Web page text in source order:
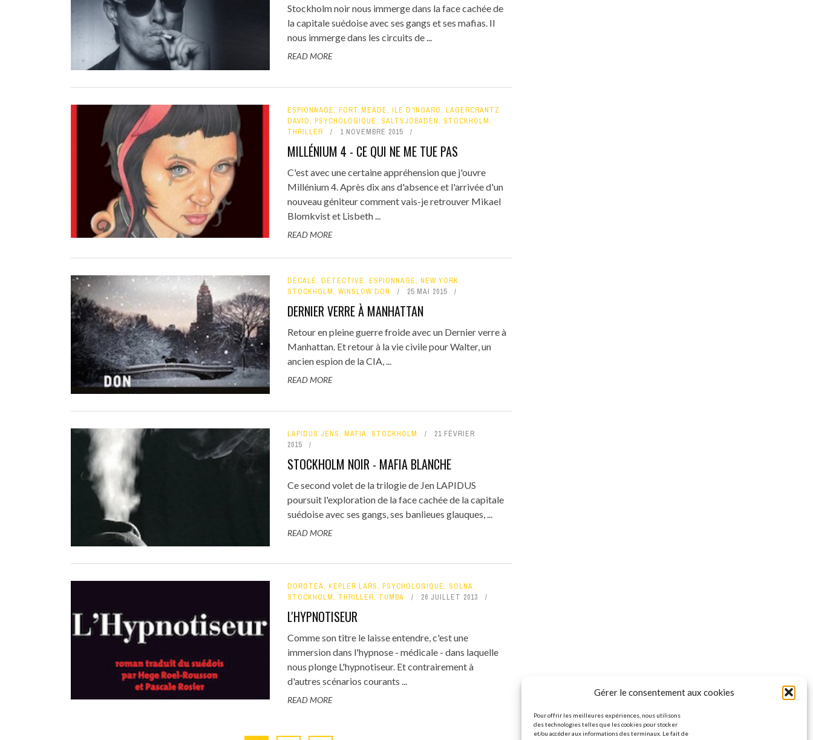
Gérer le consentement aux cookies
Pour offrir les meilleures expériences, nous utilisons
des technologies telles que les cookies pour stocker
et/ou accéder aux informations des terminaux. Le fait de
Stockholm noir nous immerge dans la face cachée de
la capitale suédoise avec ses gangs et ses mafias. Il
nous immerge dans les circuits de ...
READ MORE
ESPIONNAGE, FORT MEADE, ILE D'INGARO, LAGERCRANTZ
DAVID, PSYCHOLOGIQUE, SALTSJOBADEN, STOCKHOLM,
THRILLER
1 NOVEMBRE 2015
MILLÉNIUM 4 - CE QUI NE ME TUE PAS
C'est avec une certaine appréhension que j'ouvre
Millénium 4. Après dix ans d'absence et l'arrivée d'un
nouveau géniteur comment vais-je retrouver Mikael
Blomkvist et Lisbeth ...
READ MORE
DÉCALÉ, DÉTECTIVE, ESPIONNAGE, NEW YORK,
STOCKHOLM, WINSLOW DON 25 MAI 2015
DERNIER VERRE À MANHATTAN
Retour en pleine guerre froide avec un Dernier verre à
Manhattan. Et retour à la vie civile pour Walter, un
ancien espion de la CIA, ...
READ MORE
LAPIDUS JENS, MAFIA, STOCKHOLM
21 FÉVRIER
2015
STOCKHOLM NOIR - MAFIA BLANCHE
Ce second volet de la trilogie de Jen LAPIDUS
poursuit l'exploration de la face cachée de la capitale
suédoise avec ses gangs, ses banlieues glauques, ...
READ MORE
DOROTEA, KEPLER LARS, PSYCHOLOGIQUE, SOLNA,
STOCKHOLM, THRILLER, TUMBA 26 JUILLET 2013
L'HYPNOTISEUR
Comme son titre le laisse entendre, c'est une
immersion dans l'hypnose - médicale - dans laquelle
nous plonge L'hypnotiseur. Et contrairement à
d'autres scénarios courants ...
READ MORE